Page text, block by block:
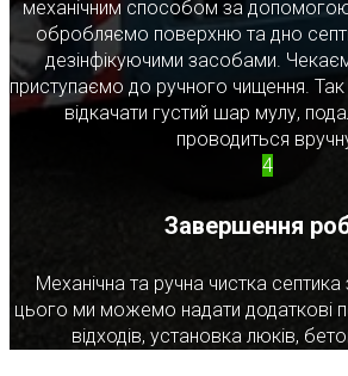
механічним способом за допомогою
обробляємо поверхню та дно
дезінфікуючими засобами.
приступаємо до ручного чищення.
відкачати густий шар мулу,
проводиться
4
Завершення
Механічна та ручна чистка
цього ми можемо надати додаткові
відходів, установка люків,